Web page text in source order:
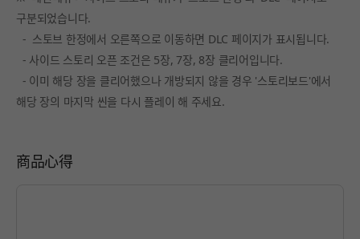
구분되었습니다.
- 스토브 한정에서 오른쪽으로 이동하면 DLC 페이지가 표시됩니다.
- 사이드 스토리 오픈 조건은 5장, 7장, 8장 클리어입니다.
- 이미 해당 장을 클리어했으나 개방되지 않을 경우 '스토리보드'에서
해당 장의 마지막 씬을 다시 플레이 해 주세요.
商品心得